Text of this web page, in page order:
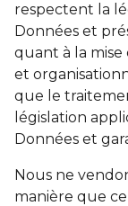
respectent la
Données et
quant à la
et
que le
législation
Données et
Nous ne
manière que